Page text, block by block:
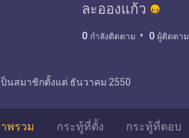
ละอองแก้ว
0 กำลังติดตาม 0 ผู้ติดตาม
ป็นสมาชิกตั้งแต่ ธันวาคม 2550
พรวม กระทู้ที่ตั้ง กระทู้ที่ตอบ